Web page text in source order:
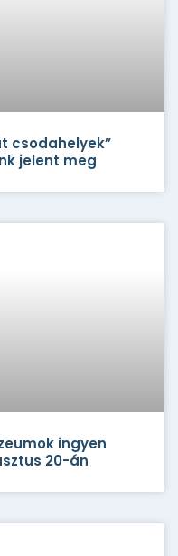
csodahelyek”
jelent meg
ingyen
20-án